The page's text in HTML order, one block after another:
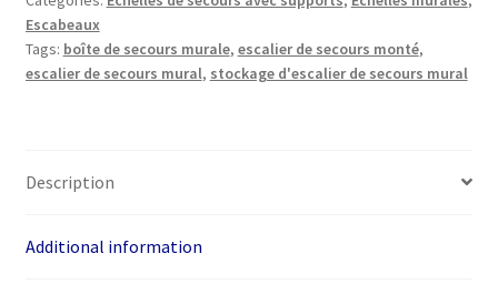
Muraux
ISOP
quantity
Escabeaux
Tags: boîte de secours murale, escalier de secours monté,
escalier de secours mural, stockage d'escalier de secours mural
Description
Additional information